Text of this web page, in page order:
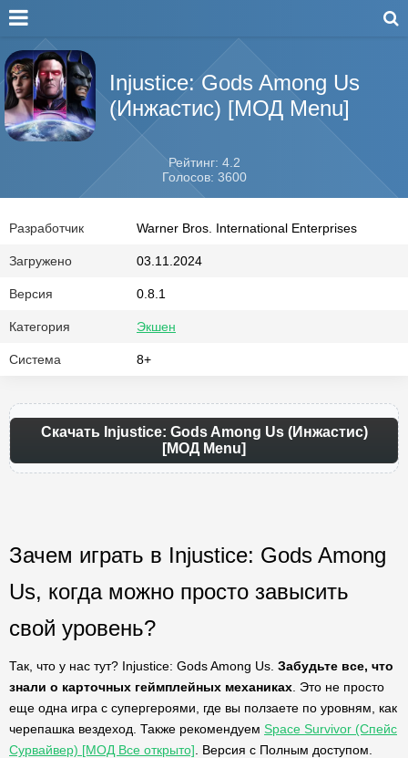
Injustice: Gods Among Us
(Инжастис) [МОД Menu]
Рейтинг: 4.2
Голосов: 3600
Разработчик Warner Bros. International Enterprises
Загружено 03.11.2024
Версия 0.8.1
Категория Экшен
Система 8+
Скачать Injustice: Gods Among Us (Инжастис)
[МОД Menu]
Зачем играть в Injustice: Gods Among
Us, когда можно просто завысить
свой уровень?
Так, что у нас тут? Injustice: Gods Among Us. Забудьте все, что
знали о карточных геймплейных механиках . Это не просто
еще одна игра с супергероями, где вы ползаете по уровням, как
черепашка вездеход. Также рекомендуем Space Survivor (Спейс
Сурвайвер) [МОД Все открыто] . Версия с Полным доступом.